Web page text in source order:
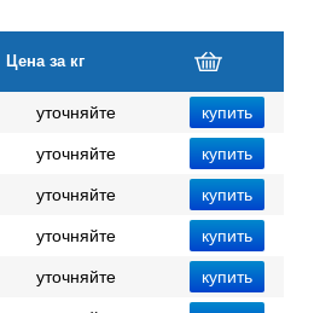
Цена за кг
уточняйте
уточняйте
уточняйте
уточняйте
уточняйте